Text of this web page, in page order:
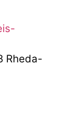
Rheda-